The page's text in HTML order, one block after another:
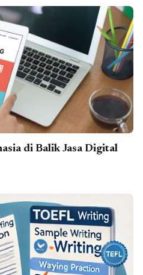
di Balik Jasa Digital